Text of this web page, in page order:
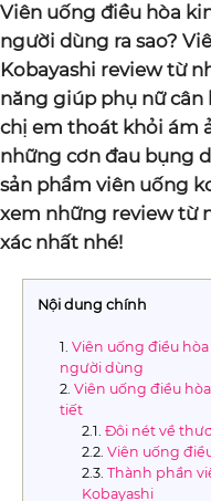
Viên uống điều hòa
người dùng ra sao?
Kobayashi review từ
năng giúp phụ nữ
chị em thoát khỏi ám
những cơn đau bụng
sản phẩm viên uống
xem những review từ
xác nhất nhé!
Nội dung chính
Viên uống điều
người dùng
Viên uống điều
tiết
Đôi nét về
Viên uống
Thành phần
Kobayashi